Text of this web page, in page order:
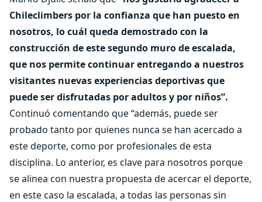
Chileclimbers por la confianza que han puesto en
nosotros, lo cuál queda demostrado con la
construcción de este segundo muro de escalada,
que nos permite continuar entregando a nuestros
visitantes nuevas experiencias deportivas que
puede ser disfrutadas por adultos y por niños”.
Continuó comentando que “además, puede ser
probado tanto por quienes nunca se han acercado a
este deporte, como por profesionales de esta
disciplina. Lo anterior, es clave para nosotros porque
se alinea con nuestra propuesta de acercar el deporte,
en este caso la escalada, a todas las personas sin